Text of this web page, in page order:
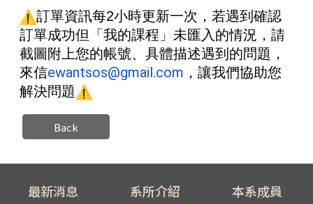
訂單資訊每2小時更新一次，若遇到確認
訂單成功但「 我的課程」未匯入的情況，請
截圖附上您的帳號、 具體描述遇到的問題，
來信ewantsos@gmail.com ，讓我們協助您
解決問題
Back
最新消息 系所介紹 本系成員